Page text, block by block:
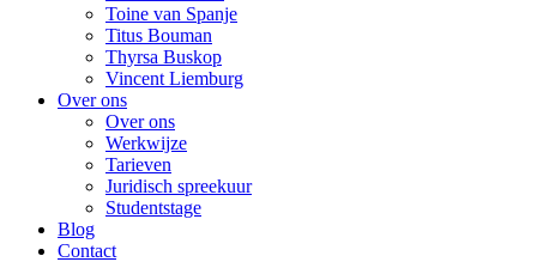
Toine van Spanje
Titus Bouman
Thyrsa Buskop
Vincent Liemburg
Over ons
Over ons
Werkwijze
Tarieven
Juridisch spreekuur
Studentstage
Blog
Contact